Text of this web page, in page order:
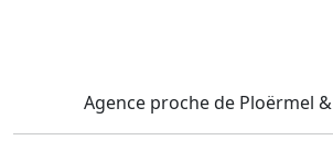
Agence proche de Ploërmel